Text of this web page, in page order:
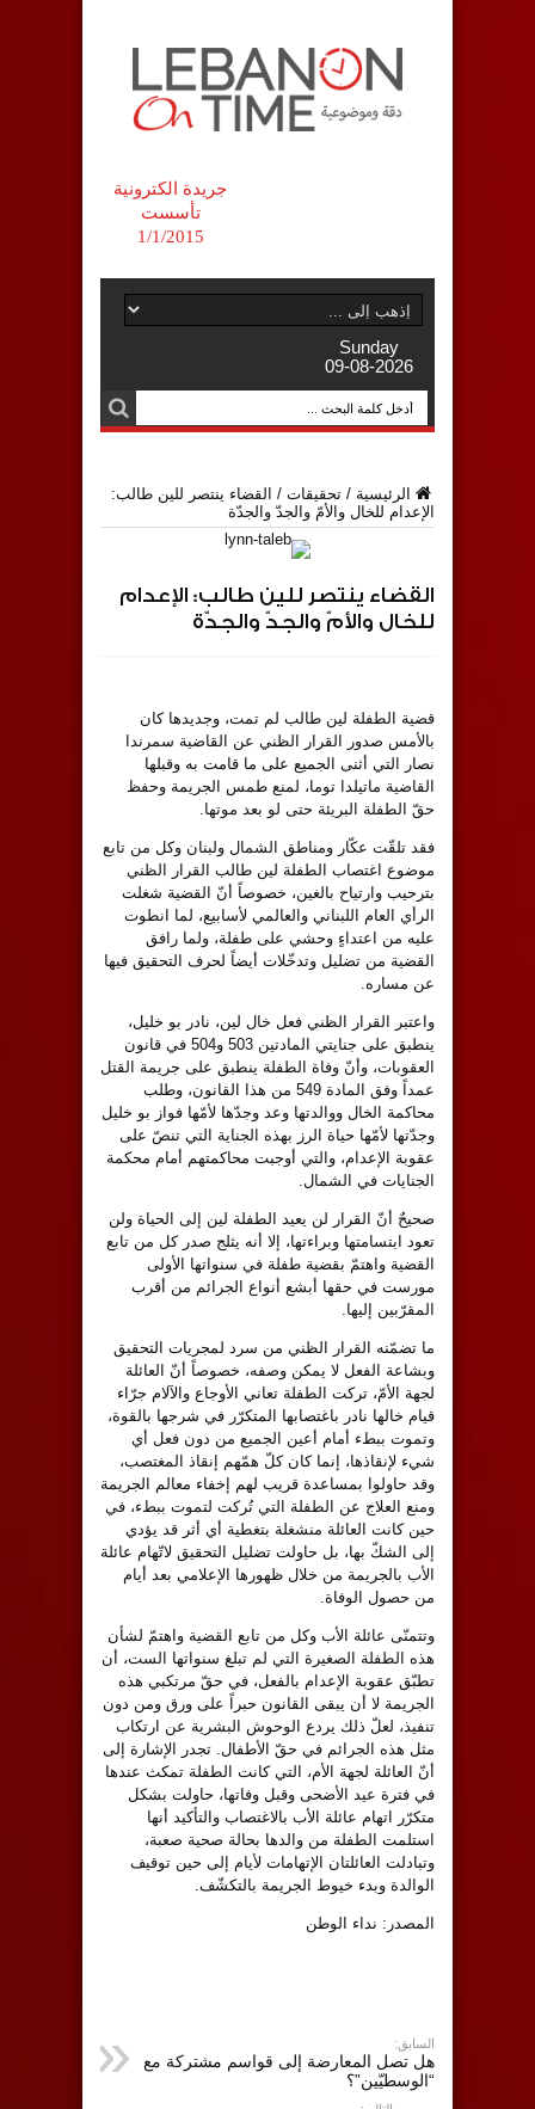
جريدة الكترونية
تأسست
1/1/2015
Sunday
09-08-2026
الرئيسية / تحقيقات / القضاء ينتصر للين طالب:
الإعدام للخال والأمّ والجدّ والجدّة
القضاء ينتصر للين طالب: الإعدام
للخال والأمّ والجدّ والجدّة
قضية الطفلة لين طالب لم تمت، وجديدها كان
بالأمس صدور القرار الظني عن القاضية سمرندا
نصار التي أثنى الجميع على ما قامت به وقبلها
القاضية ماتيلدا توما، لمنع طمس الجريمة وحفظ
حقّ الطفلة البريئة حتى لو بعد موتها.
فقد تلقّت عكّار ومناطق الشمال ولبنان وكل من تابع
موضوع اغتصاب الطفلة لين طالب القرار الظني
بترحيب وارتياح بالغين، خصوصاً أنّ القضية شغلت
الرأي العام اللبناني والعالمي لأسابيع، لما انطوت
عليه من اعتداءٍ وحشي على طفلة، ولما رافق
القضية من تضليل وتدخّلات أيضاً لحرف التحقيق فيها
عن مساره.
واعتبر القرار الظني فعل خال لين، نادر بو خليل،
ينطبق على جنايتي المادتين 503 و504 في قانون
العقوبات، وأنّ وفاة الطفلة ينطبق على جريمة القتل
عمداً وفق المادة 549 من هذا القانون، وطلب
محاكمة الخال ووالدتها وعد وجدّها لأمّها فواز بو خليل
وجدّتها لأمّها حياة الرز بهذه الجناية التي تنصّ على
عقوبة الإعدام، والتي أوجبت محاكمتهم أمام محكمة
الجنايات في الشمال.
صحيحٌ أنّ القرار لن يعيد الطفلة لين إلى الحياة ولن
تعود ابتسامتها وبراءتها، إلا أنه يثلج صدر كل من تابع
القضية واهتمّ بقضية طفلة في سنواتها الأولى
مورست في حقها أبشع أنواع الجرائم من أقرب
المقرّبين إليها.
ما تضمّنه القرار الظني من سرد لمجريات التحقيق
وبشاعة الفعل لا يمكن وصفه، خصوصاً أنّ العائلة
لجهة الأمّ، تركت الطفلة تعاني الأوجاع والآلام جرّاء
قيام خالها نادر باغتصابها المتكرّر في شرجها بالقوة،
وتموت ببطء أمام أعين الجميع من دون فعل أي
شيء لإنقاذها، إنما كان كلّ همّهم إنقاذ المغتصب،
وقد حاولوا بمساعدة قريب لهم إخفاء معالم الجريمة
ومنع العلاج عن الطفلة التي تُركت لتموت ببطء، في
حين كانت العائلة منشغلة بتغطية أي أثر قد يؤدي
إلى الشكّ بها، بل حاولت تضليل التحقيق لاتّهام عائلة
الأب بالجريمة من خلال ظهورها الإعلامي بعد أيام
من حصول الوفاة.
وتتمنّى عائلة الأب وكل من تابع القضية واهتمّ لشأن
هذه الطفلة الصغيرة التي لم تبلغ سنواتها الست، أن
تطبّق عقوبة الإعدام بالفعل، في حقّ مرتكبي هذه
الجريمة لا أن يبقى القانون حبراً على ورق ومن دون
تنفيذ، لعلّ ذلك يردع الوحوش البشرية عن ارتكاب
مثل هذه الجرائم في حقّ الأطفال. تجدر الإشارة إلى
أنّ العائلة لجهة الأم، التي كانت الطفلة تمكث عندها
في فترة عيد الأضحى وقبل وفاتها، حاولت بشكل
متكرّر اتهام عائلة الأب بالاغتصاب والتأكيد أنها
استلمت الطفلة من والدها بحالة صحية صعبة،
وتبادلت العائلتان الإتهامات لأيام إلى حين توقيف
الوالدة وبدء خيوط الجريمة بالتكشّف.
المصدر: نداء الوطن
السابق:
هل تصل المعارضة إلى قواسم مشتركة مع
“الوسطيّين”؟